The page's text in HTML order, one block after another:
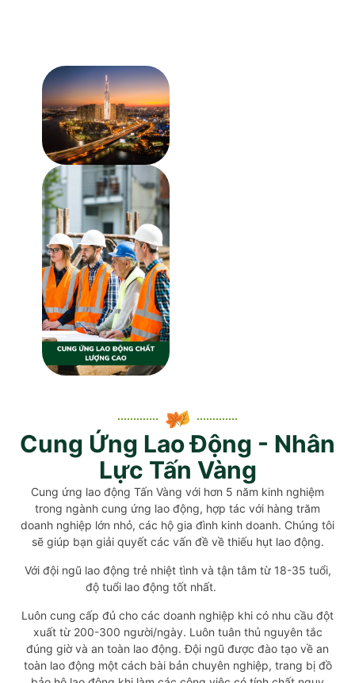
Cung Ứng Lao Động - Nhân
Lực Tấn Vàng
Cung ứng lao động Tấn Vàng với hơn 5 năm kinh nghiệm
trong ngành cung ứng lao động, hợp tác với hàng trăm
doanh nghiệp lớn nhỏ, các hộ gia đình kinh doanh. Chúng tôi
sẽ giúp bạn giải quyết các vấn đề về thiếu hụt lao động.
Với đội ngũ lao động trẻ nhiệt tình và tận tâm từ 18-35 tuổi,
độ tuổi lao động tốt nhất.
Luôn cung cấp đủ cho các doanh nghiệp khi có nhu cầu đột
xuất từ 200-300 người/ngày. Luôn tuân thủ nguyên tắc
đúng giờ và an toàn lao động. Đội ngũ được đào tạo về an
toàn lao động một cách bài bản chuyên nghiệp, trang bị đồ